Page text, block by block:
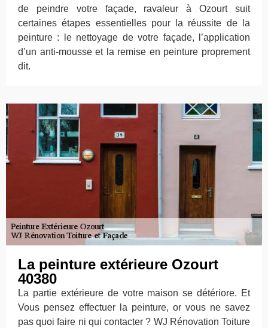
de peindre votre façade, ravaleur à Ozourt suit
certaines étapes essentielles pour la réussite de la
peinture : le nettoyage de votre façade, l’application
d’un anti-mousse et la remise en peinture proprement
dit.
La peinture extérieure Ozourt
40380
La partie extérieure de votre maison se détériore. Et
Vous pensez effectuer la peinture, or vous ne savez
pas quoi faire ni qui contacter ? WJ Rénovation Toiture